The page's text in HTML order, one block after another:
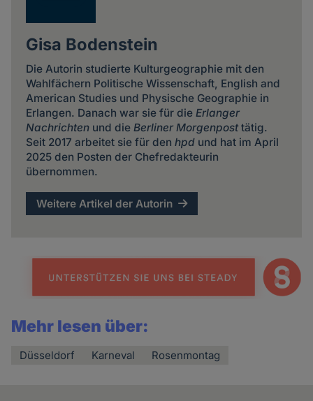
Gisa Bodenstein
Die Autorin studierte Kulturgeographie mit den
Wahlfächern Politische Wissenschaft, English and
American Studies und Physische Geographie in
Erlangen. Danach war sie für die Erlanger
Nachrichtenund die Berliner Morgenposttätig.
Seit 2017 arbeitet sie für den hpdund hat im April
2025 den Posten der Chefredakteurin
übernommen.
Weitere Artikel der Autorin
Mehr lesen über:
Düsseldorf Karneval Rosenmontag